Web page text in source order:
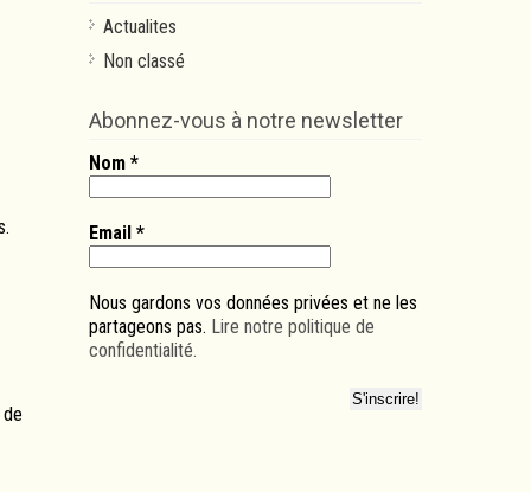
Actualites
Non classé
Abonnez-vous à notre newsletter
Nom *
Email *
Nous gardons vos données privées et ne les
partageons pas. Lire notre politique de
confidentialité.